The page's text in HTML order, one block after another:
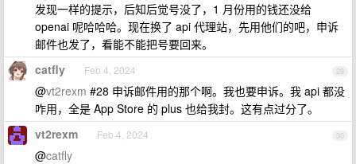
发现一样的提示，后知后觉号没了，1 月份用的钱还没给
openai 呢哈哈哈。现在换了 api 代理站，先用他们的吧，申诉
邮件也发了，看能不能把号要回来。
29
catfly Feb 4, 2024
@vt2rexm #28 申诉邮件用的那个啊。我也要申诉。我 api 都没
咋用，全是 App Store 的 plus 也给我封。这有点过分了。
30
vt2rexm Feb 4, 2024
@catfly